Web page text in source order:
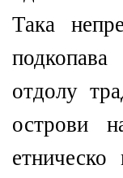
Така
отдолу
острови